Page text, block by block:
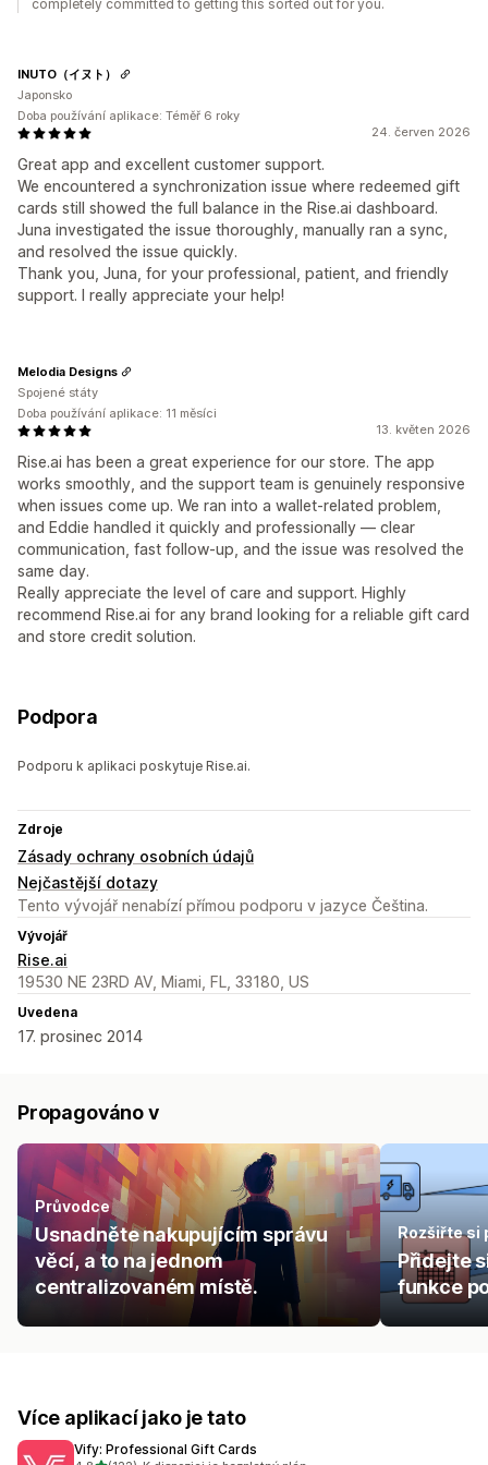
completely committed to getting this sorted out for you.
24. červen 2026
Great app and excellent customer support.
We encountered a synchronization issue where redeemed gift
cards still showed the full balance in the Rise.ai dashboard.
Juna investigated the issue thoroughly, manually ran a sync,
and resolved the issue quickly.
Thank you, Juna, for your professional, patient, and friendly
support. I really appreciate your help!
INUTO（イヌト）
Japonsko
Doba používání aplikace: Téměř 6 roky
13. květen 2026
Rise.ai has been a great experience for our store. The app
works smoothly, and the support team is genuinely responsive
when issues come up. We ran into a wallet-related problem,
and Eddie handled it quickly and professionally — clear
communication, fast follow-up, and the issue was resolved the
same day.
Really appreciate the level of care and support. Highly
recommend Rise.ai for any brand looking for a reliable gift card
and store credit solution.
Melodia Designs
Spojené státy
Doba používání aplikace: 11 měsíci
Podpora
Podporu k aplikaci poskytuje Rise.ai.
Zdroje
Zásady ochrany osobních údajů
Nejčastější dotazy
Tento vývojář nenabízí přímou podporu v jazyce Čeština.
Vývojář
Rise.ai
19530 NE 23RD AV, Miami, FL, 33180, US
Uvedena
17. prosinec 2014
Propagováno v
Průvodce
Usnadněte nakupujícím správu
věcí, a to na jednom
centralizovaném místě.
Rozšiřte si
Přidejte
funkce
Více aplikací jako je tato
Vify: Professional Gift Cards